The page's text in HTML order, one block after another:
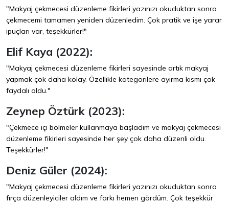
"Makyaj çekmecesi düzenleme fikirleri yazınızı okuduktan sonra
çekmecemi tamamen yeniden düzenledim. Çok pratik ve işe yarar
ipuçları var, teşekkürler!"
Elif Kaya (2022):
"Makyaj çekmecesi düzenleme fikirleri sayesinde artık makyaj
yapmak çok daha kolay. Özellikle kategorilere ayırma kısmı çok
faydalı oldu."
Zeynep Öztürk (2023):
"Çekmece içi bölmeler kullanmaya başladım ve makyaj çekmecesi
düzenleme fikirleri sayesinde her şey çok daha düzenli oldu.
Teşekkürler!"
Deniz Güler (2024):
"Makyaj çekmecesi düzenleme fikirleri yazınızı okuduktan sonra
fırça düzenleyiciler aldım ve farkı hemen gördüm. Çok teşekkür